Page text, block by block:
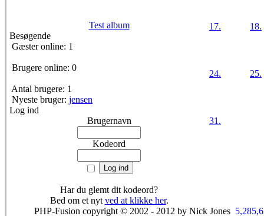
Test album
Besøgende
Gæster online: 1
Brugere online: 0
Antal brugere: 1
Nyeste bruger: jensen
Log ind
Brugernavn
Kodeord
Har du glemt dit kodeord?
Bed om et nyt ved at klikke her.
17. 18.
24. 25.
31.
PHP-Fusion copyright © 2002 - 2012 by Nick Jones